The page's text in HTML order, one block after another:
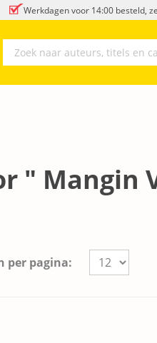
Werkdagen voor 14:00 besteld,
" Mangin
per pagina: